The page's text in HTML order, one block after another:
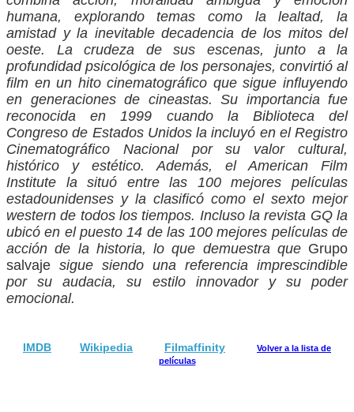
humana, explorando temas como la lealtad, la
amistad y la inevitable decadencia de los mitos del
oeste. La crudeza de sus escenas, junto a la
profundidad psicológica de los personajes, convirtió al
film en un hito cinematográfico que sigue influyendo
en generaciones de cineastas. Su importancia fue
reconocida en 1999 cuando la Biblioteca del
Congreso de Estados Unidos la incluyó en el Registro
Cinematográfico Nacional por su valor cultural,
histórico y estético. Además, el American Film
Institute la situó entre las 100 mejores películas
estadounidenses y la clasificó como el sexto mejor
western de todos los tiempos. Incluso la revista GQ la
ubicó en el puesto 14 de las 100 mejores películas de
acción de la historia, lo que demuestra queGrupo
salvaje sigue siendo una referencia imprescindible
por su audacia, su estilo innovador y su poder
emocional.
IMDB Wikipedia Filmaffinity
Volver a la lista de
películas